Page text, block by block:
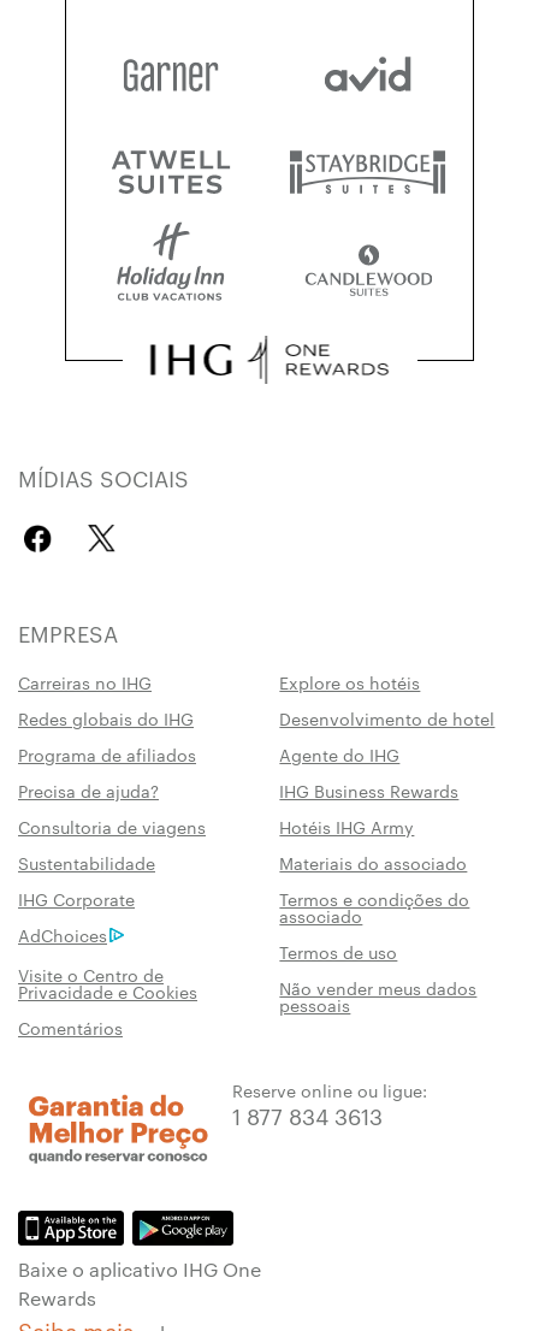
MÍDIAS SOCIAIS
EMPRESA
Carreiras no IHG
Explore os hotéis
Redes globais do IHG
Desenvolvimento de hotel
Programa de afiliados
Agente do IHG
Precisa de ajuda?
IHG Business Rewards
Consultoria de viagens
Hotéis IHG Army
Sustentabilidade
Materiais do associado
IHG Corporate
Termos e condições do
associado
AdChoices
Termos de uso
Visite o Centro de
Privacidade e Cookies Não vender meus dados
pessoais
Comentários
Reserve online ou ligue:
1 877 834 3613
Baixe o aplicativo IHG One
Rewards